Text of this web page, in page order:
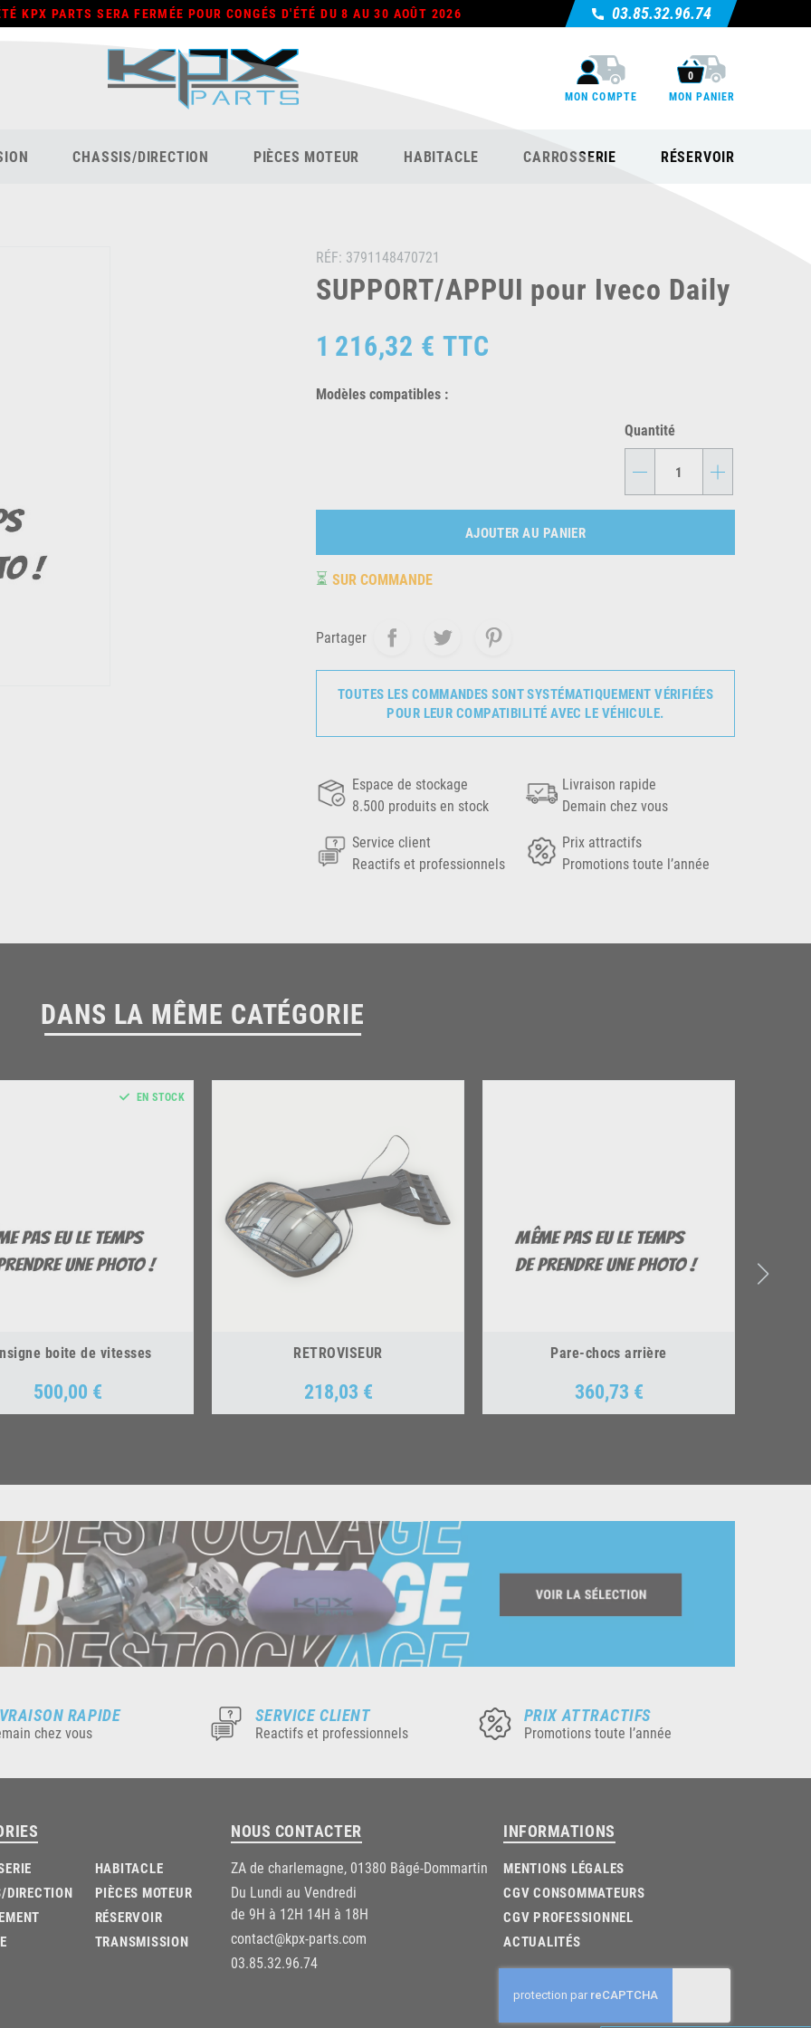
KPX PARTS SERA FERMÉE POUR CONGÉS D'ÉTÉ DU 8 AU 30 AOÛT 2026 03.85.32.96.74
MON COMPTE
0
MON PANIER
CHASSIS/DIRECTION PIÈCES MOTEUR HABITACLE CARROSSERIE RÉSERVOIR
RÉF: 3791148470721
SUPPORT/APPUI pour Iveco Daily
1 216,32 € TTC
Modèles compatibles :
Quantité
- +
AJOUTER AU PANIER
⏳ SUR COMMANDE
Partager
TOUTES LES COMMANDES SONT SYSTÉMATIQUEMENT VÉRIFIÉES
POUR LEUR COMPATIBILITÉ AVEC LE VÉHICULE.
Espace de stockage
8.500 produits en stock
Livraison rapide
Demain chez vous
Service client
Reactifs et professionnels
Prix attractifs
Promotions toute l’année
DANS LA MÊME CATÉGORIE
boite de vitesses
Prix
500,00 €
EN STOCK
RETROVISEUR
Prix
218,03 €
Pare-chocs arrière
Prix
360,73 €
RAPIDE
chez vous
SERVICE CLIENT
Reactifs et professionnels
PRIX ATTRACTIFS
Promotions toute l’année
DIRECTION
HABITACLE
PIÈCES MOTEUR
RÉSERVOIR
TRANSMISSION
NOUS CONTACTER
ZA de charlemagne, 01380 Bâgé-Dommartin
Du Lundi au Vendredi
de 9H à 12H 14H à 18H
contact@kpx-parts.com
03.85.32.96.74
INFORMATIONS
MENTIONS LÉGALES
CGV CONSOMMATEURS
CGV PROFESSIONNEL
ACTUALITÉS